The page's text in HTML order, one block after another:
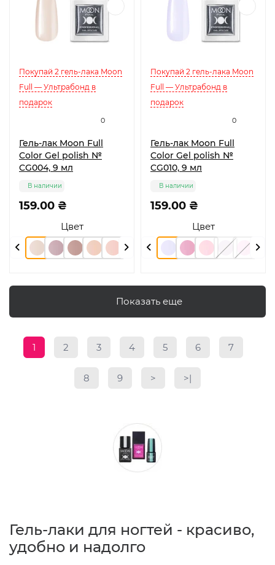
0
Покупай 2 гель-лака Moon
Full — Ультрабонд в
подарок
Гель-лак Moon Full
Color Gel polish №
CG004, 9 мл
Цвет
159.00 ₴
В наличии
0
Покупай 2 гель-лака Moon
Full — Ультрабонд в
подарок
Гель-лак Moon Full
Color Gel polish №
CG010, 9 мл
Цвет
159.00 ₴
В наличии
Показать еще
1 2 3 4 5 6 7
8 9 > >|
Гель-лаки для ногтей - красиво,
удобно и надолго